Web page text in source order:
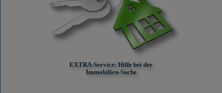
EXTRA-Service: Hilfe bei der
Immobilien-Suche